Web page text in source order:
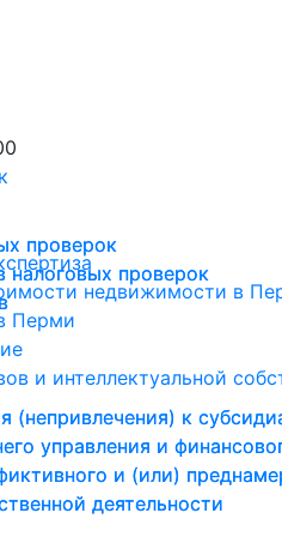
недвижимости в
Перми
и интеллектуальной
проверок
налоговых проверок
(непривлечения) к
управления и
и (или)
деятельности
проверок
налоговых проверок
(непривлечения) к
управления и
и (или)
деятельности